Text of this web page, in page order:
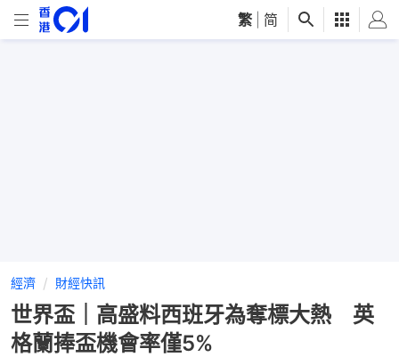
繁 简
經濟 財經快訊
世界盃｜高盛料西班牙為奪標大熱 英
格蘭捧盃機會率僅5%